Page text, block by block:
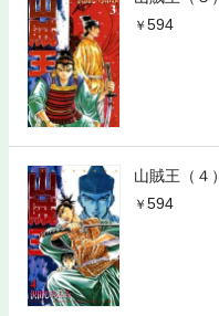
594
山賊王（４）
594